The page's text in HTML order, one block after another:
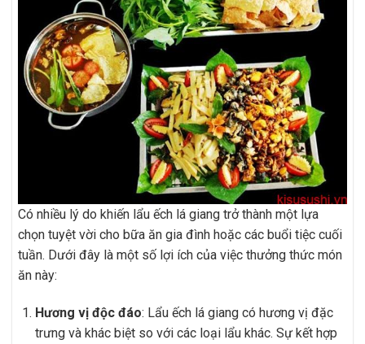
Có nhiều lý do khiến lẩu ếch lá giang trở thành một lựa
chọn tuyệt vời cho bữa ăn gia đình hoặc các buổi tiệc cuối
tuần. Dưới đây là một số lợi ích của việc thưởng thức món
ăn này:
Hương vị độc đáo: Lẩu ếch lá giang có hương vị đặc
trưng và khác biệt so với các loại lẩu khác. Sự kết hợp